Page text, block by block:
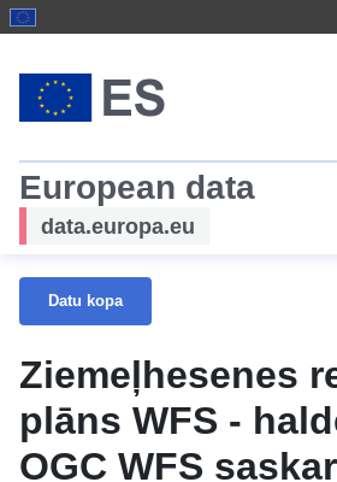
European data
data.europa.eu
Datu kopa
Ziemeļhesenes
plāns WFS -
OGC WFS